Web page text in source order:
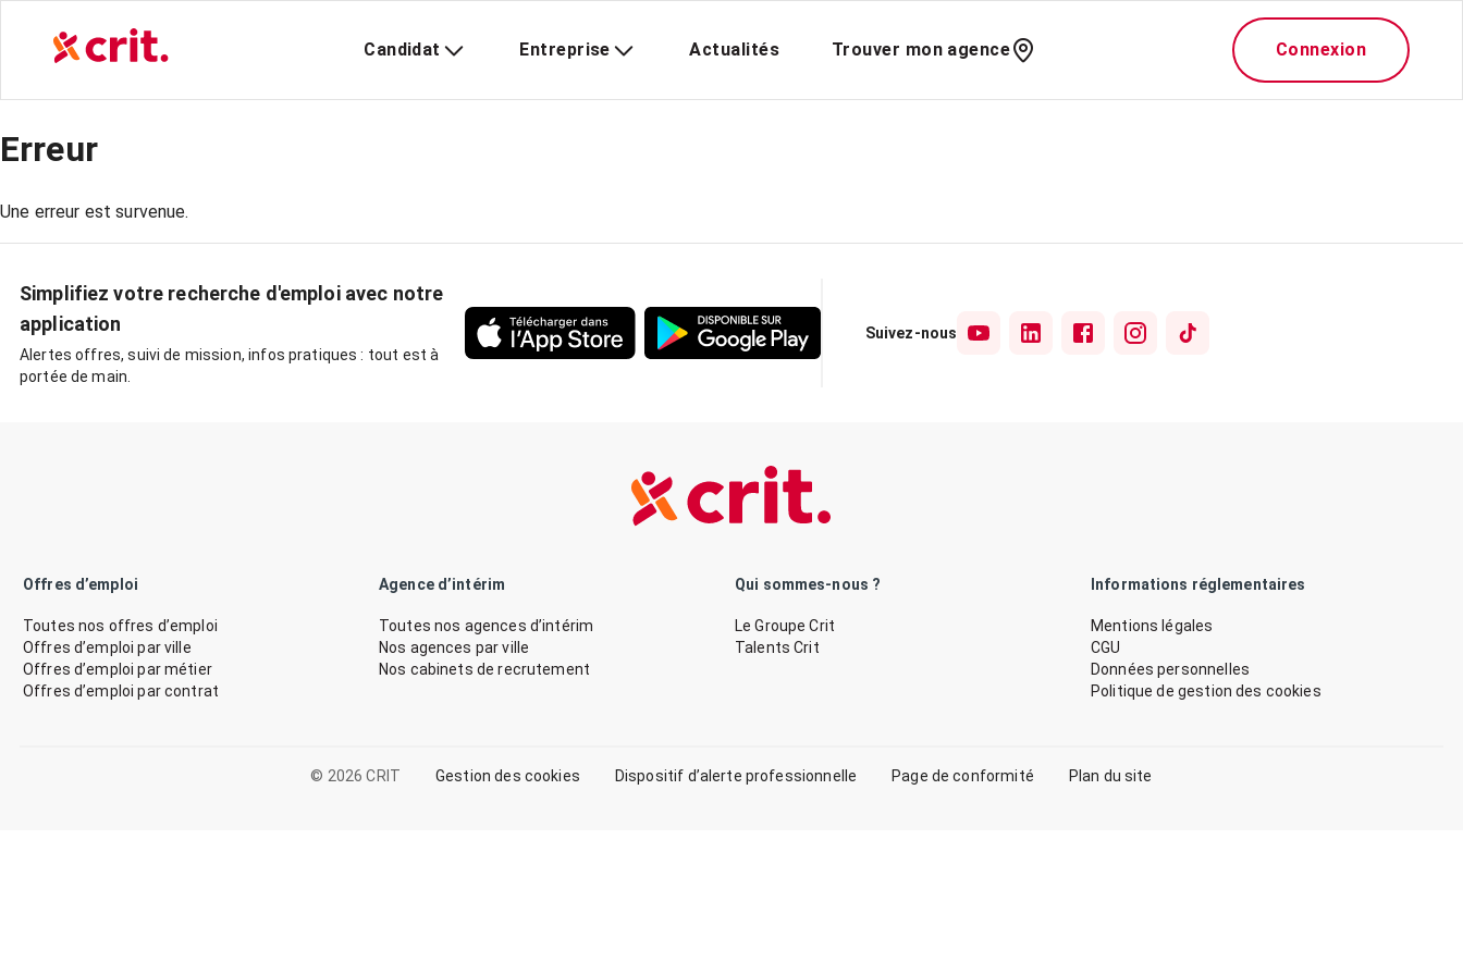
Candidat Entreprise Actualités Trouver mon agence Connexion
Erreur
Une erreur est survenue.
Simplifiez votre recherche d'emploi avec notre
application
Alertes offres, suivi de mission, infos pratiques : tout est à
portée de main.
Suivez-nous
Offres d’emploi
Toutes nos offres d’emploi
Offres d’emploi par ville
Offres d’emploi par métier
Offres d’emploi par contrat
Agence d’intérim
Toutes nos agences d’intérim
Nos agences par ville
Nos cabinets de recrutement
Qui sommes-nous ?
Le Groupe Crit
Talents Crit
Informations réglementaires
Mentions légales
CGU
Données personnelles
Politique de gestion des cookies
© 2026 CRIT Gestion des cookies Dispositif d’alerte professionnelle Page de conformité Plan du site